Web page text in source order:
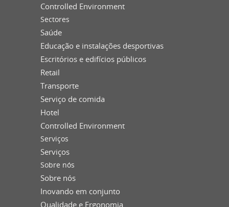
Controlled Environment
Sectores
Saúde
Educação e instalações desportivas
Escritórios e edifícios públicos
Retail
Transporte
Serviço de comida
Hotel
Controlled Environment
Serviços
Serviços
Sobre nós
Sobre nós
Inovando em conjunto
Qualidade e Ergonomia